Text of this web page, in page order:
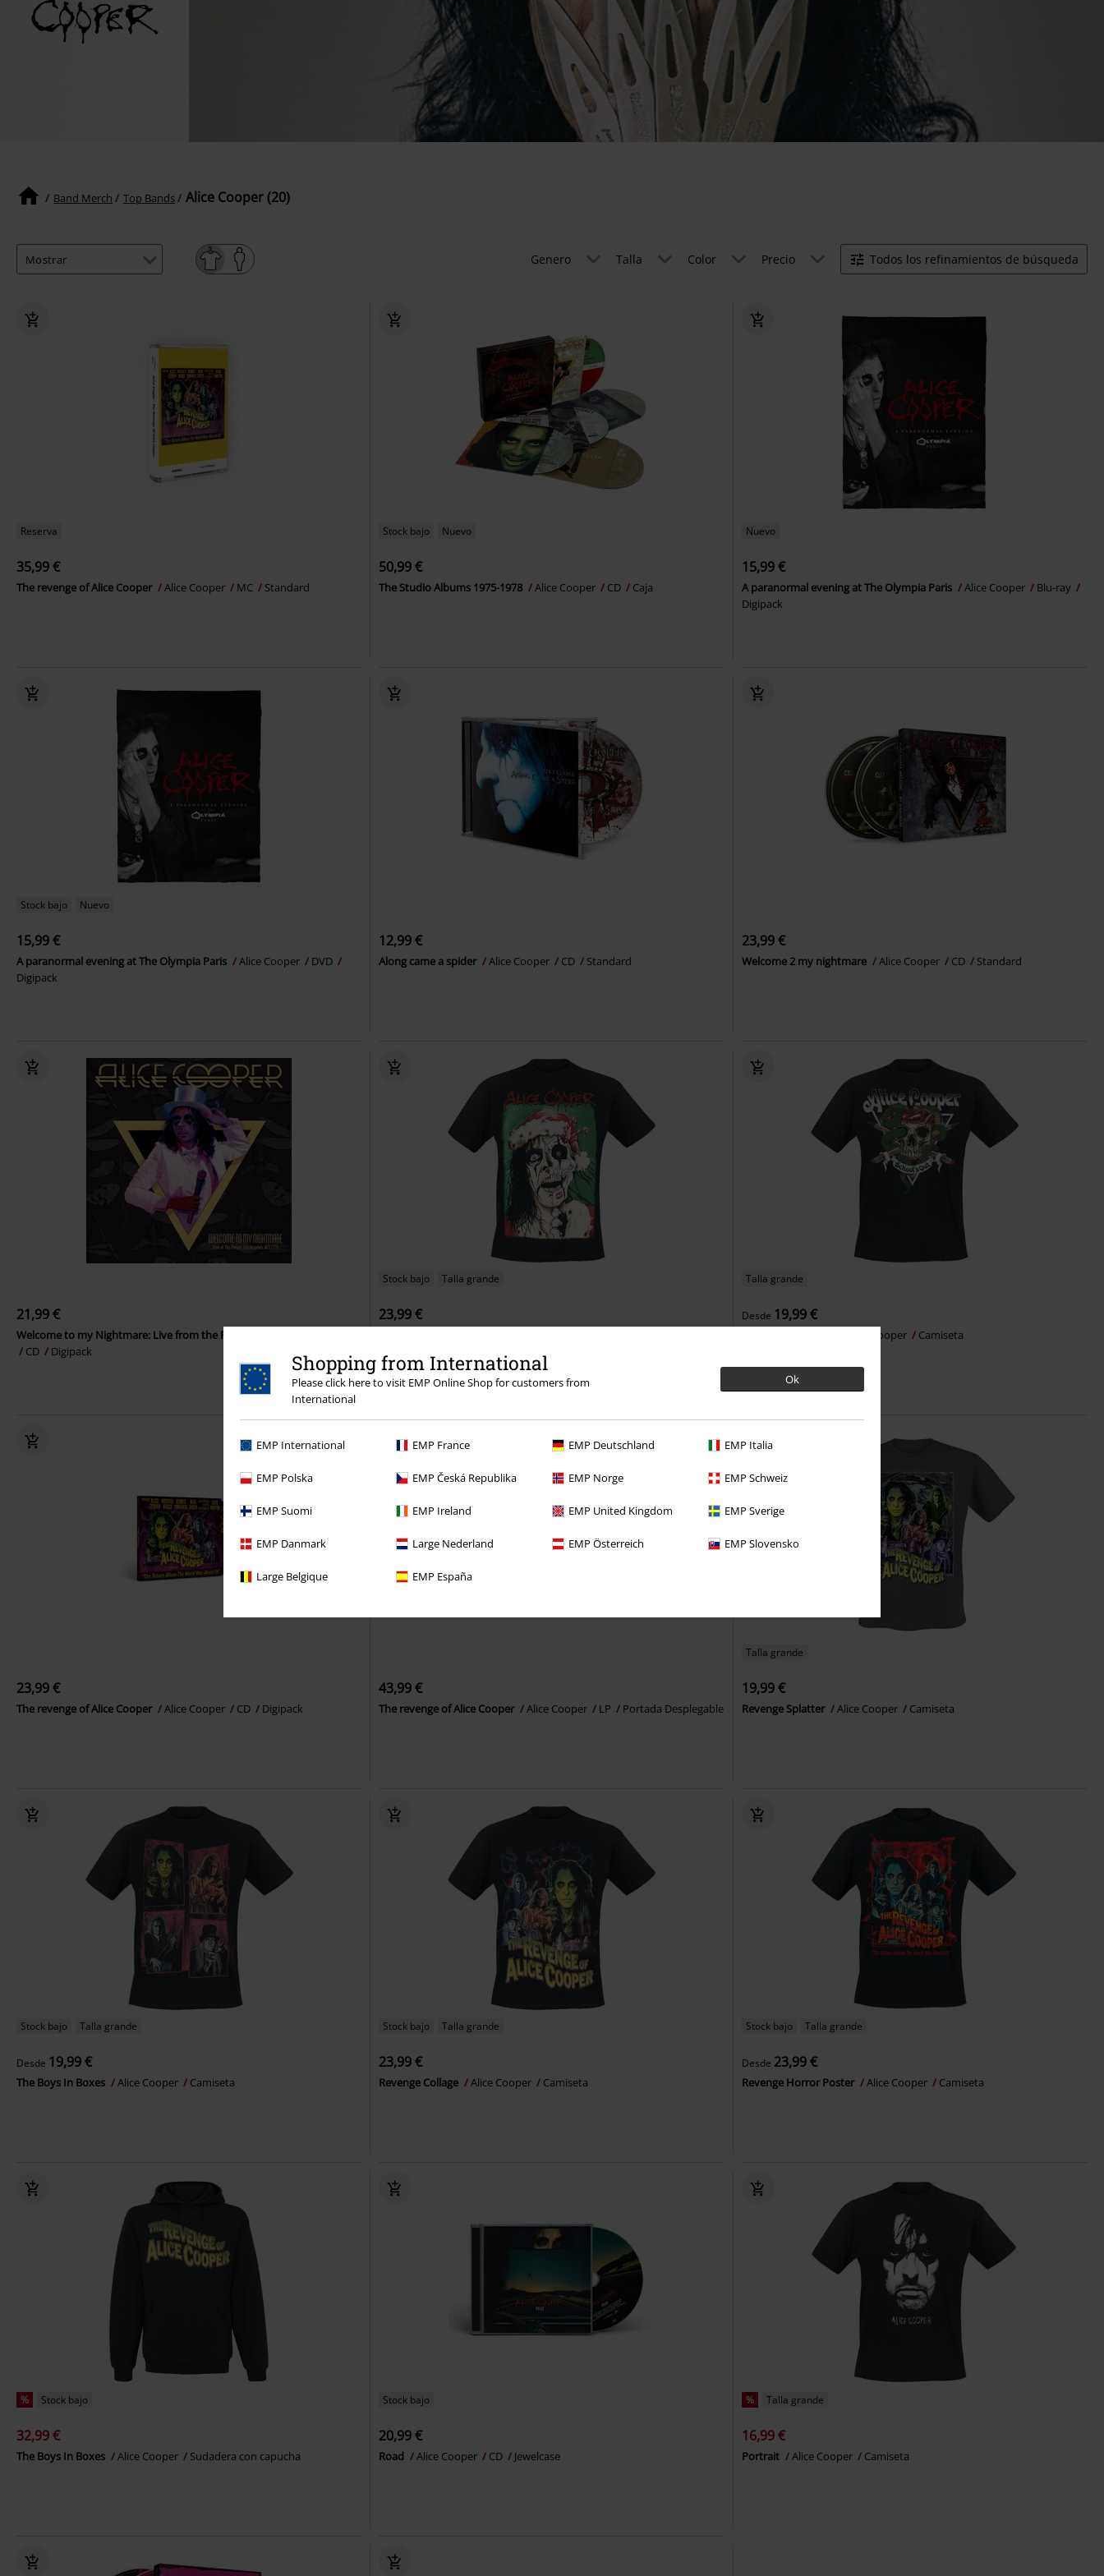
Shopping from International
Please click here to visit EMP Online Shop for customers from
International
Ok
EMP International EMP France EMP Deutschland EMP Italia
EMP Polska EMP Česká Republika EMP Norge EMP Schweiz
EMP Suomi EMP Ireland EMP United Kingdom EMP Sverige
EMP Danmark Large Nederland EMP Österreich EMP Slovensko
Large Belgique EMP España
Band Merch Top Bands Alice Cooper (20)
Genero Talla Color Precio Todos los refinamientos de búsqueda
Reserva
35,99 €
The revenge of Alice Cooper Alice Cooper MC Standard
Stock bajo Nuevo
50,99 €
The Studio Albums 1975-1978 Alice Cooper CD Caja
Nuevo
15,99 €
A paranormal evening at The Olympia Paris Alice Cooper
Blu-ray
Digipack
Stock bajo Nuevo
15,99 €
A paranormal evening at The Olympia Paris Alice Cooper
DVD
Digipack
12,99 €
Along came a spider Alice Cooper CD Standard
23,99 €
Welcome 2 my nightmare Alice Cooper CD Standard
21,99 €
Welcome to my Nightmare: Live from the Forum 6/17/7
CD
Digipack
Stock bajo Talla grande
23,99 €
Talla grande
Desde 19,99 €
Alice Cooper Camiseta
23,99 €
The revenge of Alice Cooper Alice Cooper CD Digipack
43,99 €
The revenge of Alice Cooper Alice Cooper LP Portada Desplegable
Talla grande
19,99 €
Revenge Splatter Alice Cooper Camiseta
Stock bajo Talla grande
Desde 19,99 €
The Boys In Boxes Alice Cooper Camiseta
Stock bajo Talla grande
23,99 €
Revenge Collage Alice Cooper Camiseta
Stock bajo Talla grande
Desde 23,99 €
Revenge Horror Poster Alice Cooper Camiseta
% Stock bajo
32,99 €
The Boys In Boxes Alice Cooper Sudadera con capucha
Stock bajo
20,99 €
Road Alice Cooper CD Jewelcase
% Talla grande
16,99 €
Portrait Alice Cooper Camiseta